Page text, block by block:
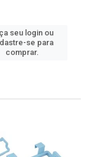
seu login ou
se para
comprar.